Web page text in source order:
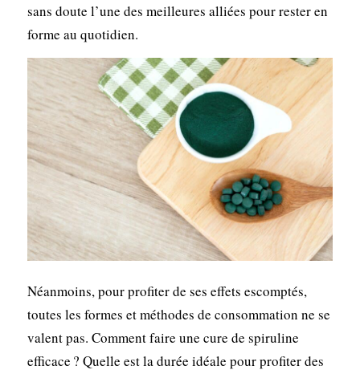
sans doute l’une des meilleures alliées pour rester en
forme au quotidien.
Néanmoins, pour profiter de ses effets escomptés,
toutes les formes et méthodes de consommation ne se
valent pas. Comment faire une cure de spiruline
efficace ? Quelle est la durée idéale pour profiter des